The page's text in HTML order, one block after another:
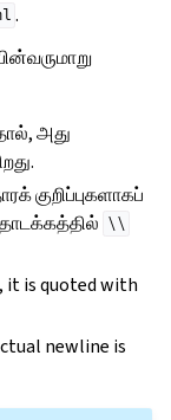
.
அது
குறிப்புகளாகப்
\\
it is quoted with
newline is